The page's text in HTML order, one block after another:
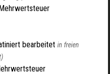
bearbeitet in freien